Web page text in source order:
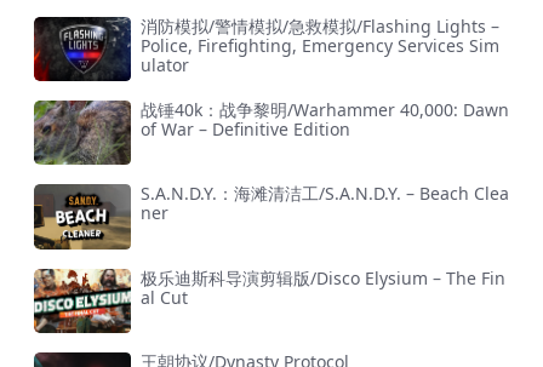
消防模拟/警情模拟/急救模拟/Flashing Lights –
Police, Firefighting, Emergency Services Sim
ulator
战锤40k：战争黎明/Warhammer 40,000: Dawn
of War – Definitive Edition
S.A.N.D.Y.：海滩清洁工/S.A.N.D.Y. – Beach Clea
ner
极乐迪斯科导演剪辑版/Disco Elysium – The Fin
al Cut
王朝协议/Dynasty Protocol